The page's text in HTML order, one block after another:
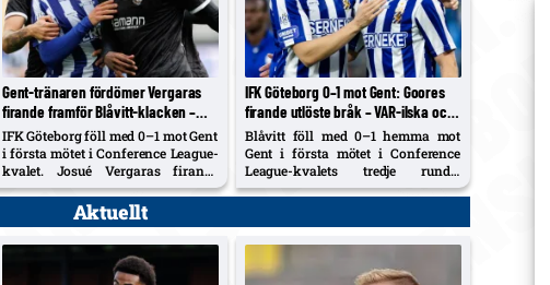
Gent-tränaren fördömer Vergaras
firande framför Blåvitt-klacken –
Tolf varnades i tumultet
IFK Göteborg föll med 0–1 mot Gent
i första mötet i Conference League-
kvalet. Josué Vergaras firande
framför Blåvitt-klacken utlöste
bråk – Rik De Mil tog avstånd och
försökte stoppa sin spelare, medan
Erlingmark sågar domarinsatsen.
IFK Göteborg 0–1 mot Gent: Goores
firande utlöste bråk – VAR-ilska och
heta scener inför returen
Blåvitt föll med 0–1 hemma mot
Gent i första mötet i Conference
League-kvalets tredje runda.
Hyllarion Goores segermål och
avblåsning trots VAR –...
Aktuellt